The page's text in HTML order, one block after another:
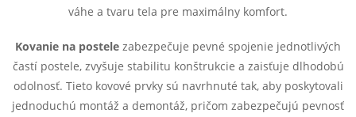
c
i
e
váhe a tvaru tela pre maximálny komfort.
Kovanie na postele zabezpečuje pevné spojenie jednotlivých
častí postele, zvyšuje stabilitu konštrukcie a zaisťuje dlhodobú
odolnosť. Tieto kovové prvky sú navrhnuté tak, aby poskytovali
jednoduchú montáž a demontáž, pričom zabezpečujú pevnosť